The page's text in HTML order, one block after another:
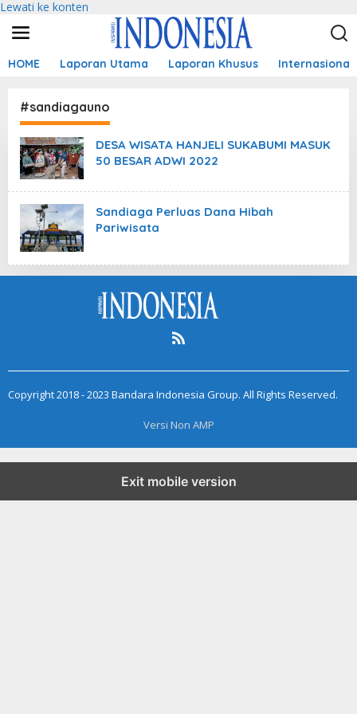
Lewati ke konten
HOME Laporan Utama Laporan Khusus Internasional
#sandiagauno
DESA WISATA HANJELI SUKABUMI MASUK
50 BESAR ADWI 2022
Sandiaga Perluas Dana Hibah
Pariwisata
Copyright 2018 - 2023 Bandara Indonesia Group. All Rights Reserved.
Versi Non AMP
Exit mobile version